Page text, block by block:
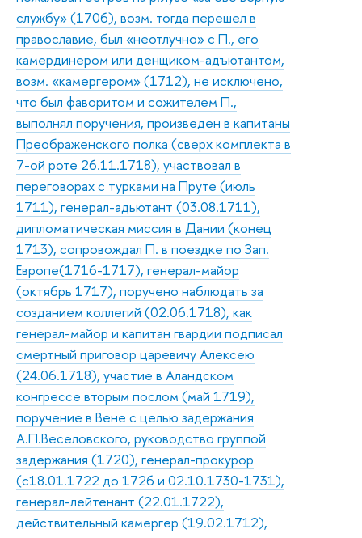
службу» (1706), возм. тогда перешел в
православие, был «неотлучно» с П., его
камердинером или денщиком-адъютантом,
возм. «камергером» (1712), не исключено,
что был фаворитом и сожителем П.,
выполнял поручения, произведен в капитаны
Преображенского полка (сверх комплекта в
7-ой роте 26.11.1718), участвовал в
переговорах с турками на Пруте (июль
1711), генерал-адьютант (03.08.1711),
дипломатическая миссия в Дании (конец
1713), сопровождал П. в поездке по Зап.
Европе(1716-1717), генерал-майор
(октябрь 1717), поручено наблюдать за
созданием коллегий (02.06.1718), как
генерал-майор и капитан гвардии подписал
смертный приговор царевичу Алексею
(24.06.1718), участие в Аландском
конгрессе вторым послом (май 1719),
поручение в Вене с целью задержания
А.П.Веселовского, руководство группой
задержания (1720), генерал-прокурор
(с18.01.1722 до 1726 и 02.10.1730-1731),
генерал-лейтенант (22.01.1722),
действительный камергер (19.02.1712),